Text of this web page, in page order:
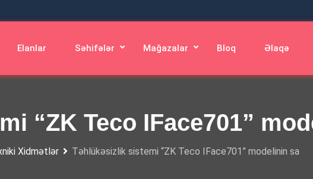
Elanlar Səhifələr Mağazalar Bloq Əlaqə
“ZK Teco IFace701”
Xidmətlər Təhlükəsizlik sistemi “ZK Teco IFace701” modelinin sa